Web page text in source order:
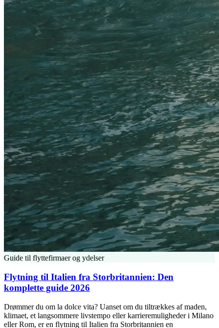
Guide til flyttefirmaer og ydelser
Flytning til Italien fra Storbritannien: Den
komplette guide 2026
Drømmer du om la dolce vita? Uanset om du tiltrækkes af maden,
klimaet, et langsommere livstempo eller karrieremuligheder i Milano
eller Rom, er en flytning til Italien fra Storbritannien en